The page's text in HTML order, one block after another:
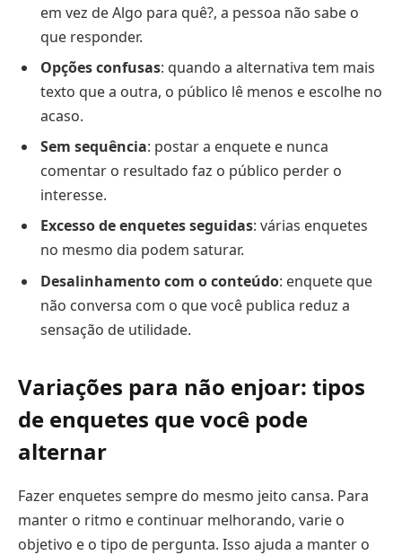
em vez de Algo para quê?, a pessoa não sabe o
que responder.
Opções confusas: quando a alternativa tem mais
texto que a outra, o público lê menos e escolhe no
acaso.
Sem sequência: postar a enquete e nunca
comentar o resultado faz o público perder o
interesse.
Excesso de enquetes seguidas: várias enquetes
no mesmo dia podem saturar.
Desalinhamento com o conteúdo: enquete que
não conversa com o que você publica reduz a
sensação de utilidade.
Variações para não enjoar: tipos
de enquetes que você pode
alternar
Fazer enquetes sempre do mesmo jeito cansa. Para
manter o ritmo e continuar melhorando, varie o
objetivo e o tipo de pergunta. Isso ajuda a manter o